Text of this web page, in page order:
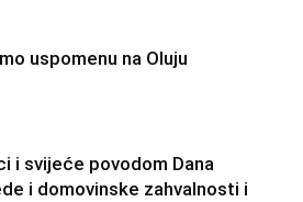
uspomenu na Oluju
i svijeće povodom Dana
i domovinske zahvalnosti i